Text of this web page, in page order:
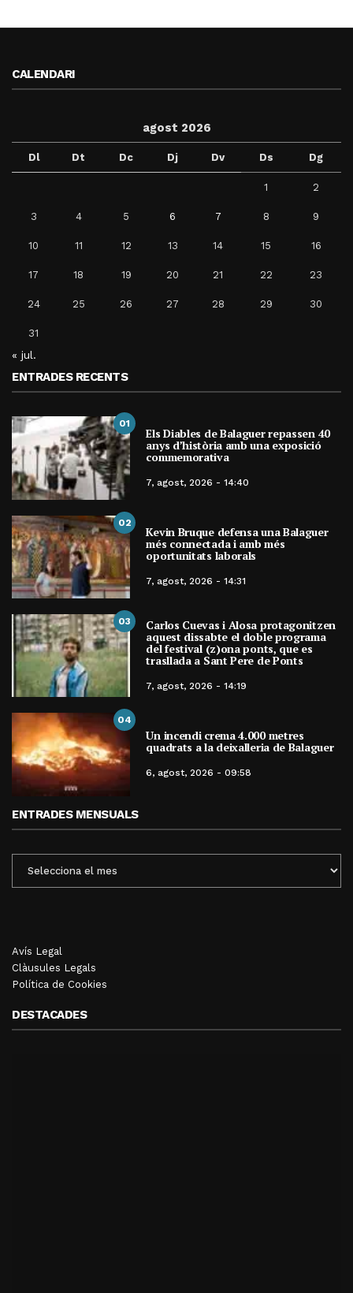
CALENDARI
agost 2026
Dl Dt Dc Dj Dv Ds Dg
1 2
3 4 5 6 7 8 9
10 11 12 13 14 15 16
17 18 19 20 21 22 23
24 25 26 27 28 29 30
31
« jul.
ENTRADES RECENTS
01
Els Diables de Balaguer repassen 40
anys d’història amb una exposició
commemorativa
7, agost, 2026 - 14:40
02
Kevin Bruque defensa una Balaguer
més connectada i amb més
oportunitats laborals
7, agost, 2026 - 14:31
03 Carlos Cuevas i Alosa protagonitzen
aquest dissabte el doble programa
del festival (z)ona ponts, que es
trasllada a Sant Pere de Ponts
7, agost, 2026 - 14:19
04
Un incendi crema 4.000 metres
quadrats a la deixalleria de Balaguer
6, agost, 2026 - 09:58
ENTRADES MENSUALS
MENSUALS
Avís Legal
Clàusules Legals
Política de Cookies
DESTACADES